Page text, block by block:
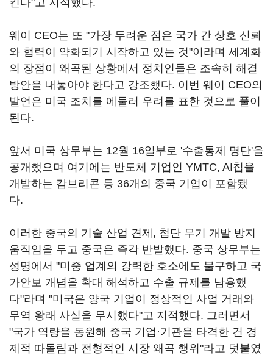
킨다"고 지적했다.
웨이 CEO는 또 "가장 두려운 점은 국가 간 상호 신뢰
와 협력이 약화되기 시작하고 있는 것"이라며 세계화
의 장점이 왜곡된 상황에서 정치인들은 조속히 해결
방안을 내놓아야 한다고 강조했다. 이번 웨이 CEO의
발언은 미국 조치를 에둘러 우려를 표한 것으로 풀이
된다.
앞서 미국 상무부는 12월 16일부로 '수출통제 명단'을
공개했으며 여기에는 반도체 기업인 YMTC, AI칩을
개발하는 캄브리콘 등 36개의 중국 기업이 포함됐
다.
이러한 중국의 기술 산업 견제, 첨단 무기 개발 방지
움직임을 두고 중국은 즉각 반발했다. 중국 상무부는
성명에서 "미중 업계의 강력한 호소에도 불구하고 국
가안보 개념을 확대 해석하고 수출 규제를 남용했
다"라며 "미국은 양국 기업이 정상적인 사업 거래와
무역 왕래 사실을 무시했다"고 지적했다. 그러면서
"국가 역량을 동원해 중국 기업·기관을 타격한 건 경
제적 따돌림과 전형적인 시장 왜곡 행위"라고 덧붙였